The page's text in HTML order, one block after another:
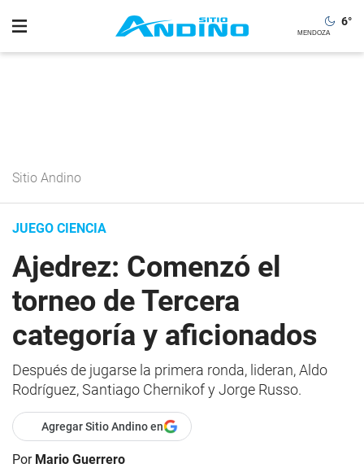
6°
Sitio Andino
JUEGO CIENCIA
Ajedrez: Comenzó el
torneo de Tercera
categoría y aficionados
Después de jugarse la primera ronda, lideran, Aldo
Rodríguez, Santiago Chernikof y Jorge Russo.
Agregar Sitio Andino en
Por Mario Guerrero